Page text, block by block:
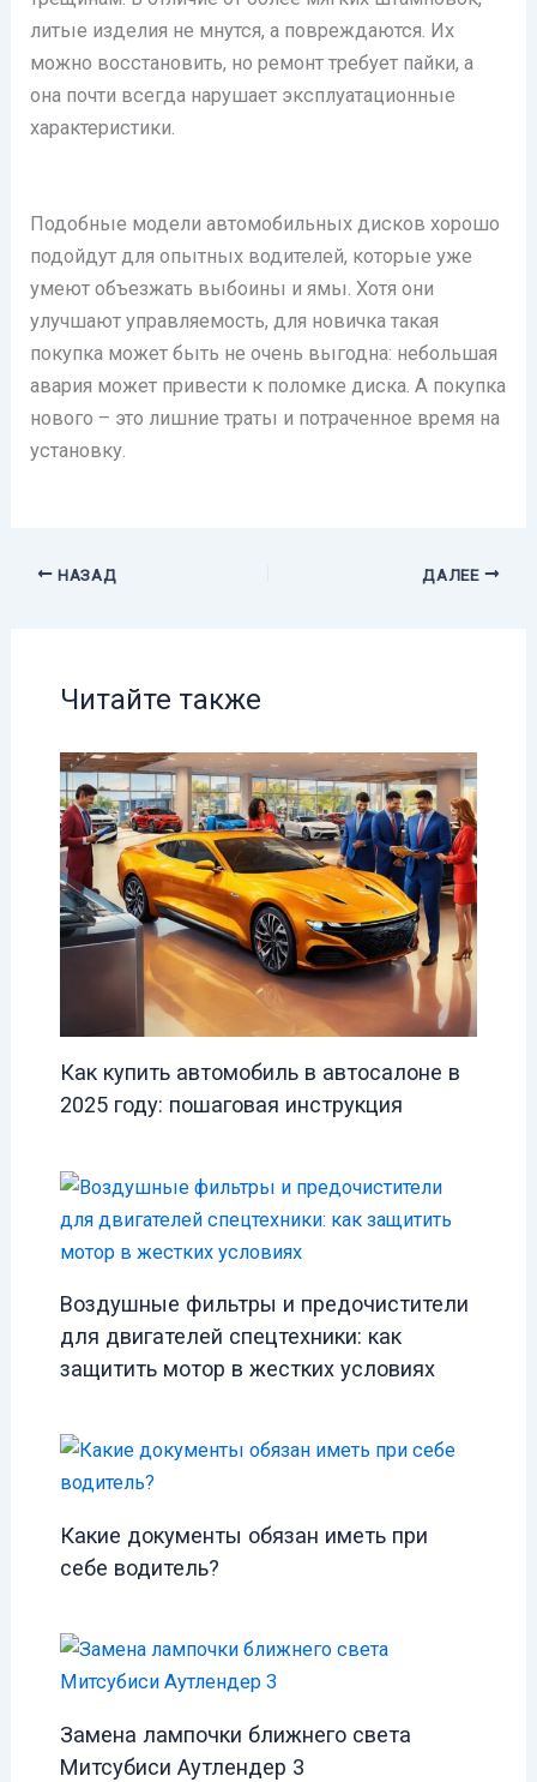
литые изделия не мнутся, а повреждаются. Их
можно восстановить, но ремонт требует пайки, а
она почти всегда нарушает эксплуатационные
характеристики.
Подобные модели автомобильных дисков хорошо
подойдут для опытных водителей, которые уже
умеют объезжать выбоины и ямы. Хотя они
улучшают управляемость, для новичка такая
покупка может быть не очень выгодна: небольшая
авария может привести к поломке диска. А покупка
нового – это лишние траты и потраченное время на
установку.
НАЗАД ДАЛЕЕ
Читайте также
Как купить автомобиль в автосалоне в
2025 году: пошаговая инструкция
Воздушные фильтры и предочистители
для двигателей спецтехники: как
защитить мотор в жестких условиях
Какие документы обязан иметь при
себе водитель?
Замена лампочки ближнего света
Митсубиси Аутлендер 3